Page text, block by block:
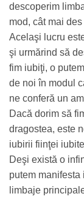
descoperim
mod, cât mai
Acelaşi lucru
şi urmărind să
fim iubiţi, o
de noi în modul
ne conferă un
Dacă dorim să
dragostea, este
iubirii fiinţei
Deşi există o
putem manifesta
limbaje